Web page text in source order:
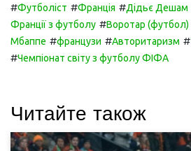
#Футболіст #Франція #Дідьє Дешам
Франції з футболу #Воротар (футбол)
Мбаппе #французи #Авторитаризм #
#Чемпіонат світу з футболу ФІФА
Читайте також